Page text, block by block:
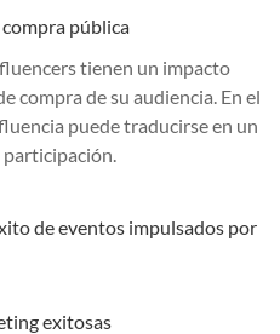
pública
tienen un impacto
compra de su audiencia. En el
puede traducirse en un
de eventos impulsados por
exitosas